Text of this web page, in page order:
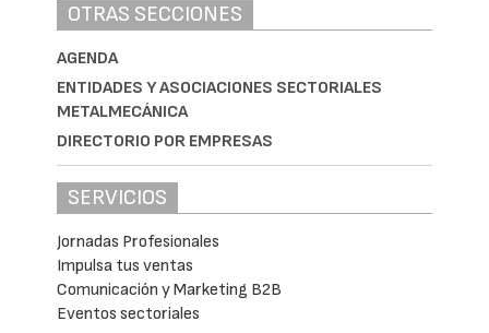
OTRAS SECCIONES
AGENDA
ENTIDADES Y ASOCIACIONES SECTORIALES
METALMECÁNICA
DIRECTORIO POR EMPRESAS
SERVICIOS
Jornadas Profesionales
Impulsa tus ventas
Comunicación y Marketing B2B
Eventos sectoriales